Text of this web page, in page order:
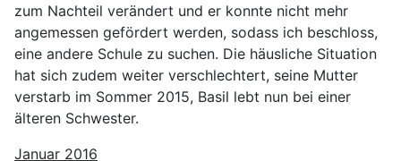
zum Nachteil verändert und er konnte nicht mehr
angemessen gefördert werden, sodass ich beschloss,
eine andere Schule zu suchen. Die häusliche Situation
hat sich zudem weiter verschlechtert, seine Mutter
verstarb im Sommer 2015, Basil lebt nun bei einer
älteren Schwester.
Januar 2016